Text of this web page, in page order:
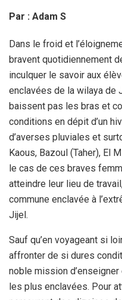
Par : Adam S
Dans le froid et
bravent quotidiennement
inculquer le savoir aux
enclavées de la wilaya de
baissent pas les bras et
conditions en dépit d’un
d’averses pluviales et
Kaous, Bazoul (Taher), El
le cas de ces braves
atteindre leur lieu de
commune enclavée à
Jijel.
Sauf qu’en voyageant si
affronter de si dures
noble mission d’enseigner
les plus enclavées. Pour